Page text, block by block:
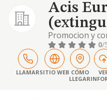
Acis
Promocion y
edificios en
de obras de
mismos
0/
LLAMARSITIO WEB CÓMO
LLEGAR